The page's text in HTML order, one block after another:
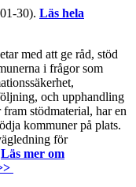
30). Läs hela
med att ge råd, stöd
i frågor som
och upphandling
stödmaterial, har en
kommuner på plats.
för
Läs mer om